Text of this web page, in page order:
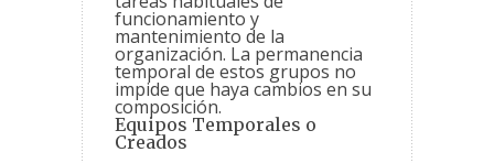
funcionamiento y
mantenimiento de la
organización. La permanencia
temporal de estos grupos no
impide que haya cambios en su
composición.
Equipos Temporales o
Creados